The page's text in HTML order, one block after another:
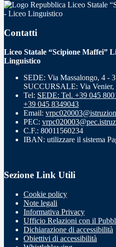
Liceo Statale
- Liceo Linguistico
Contatti
Liceo Statale “Scipione Maffei”
Linguistico
SEDE: Via Massalongo, 4 -
SUCCURSALE: Via Venier,
Tel: SEDE: Tel. +39 045
+39 045 8349043
Email:
PEC:
C.F.: 80011560234
IBAN: utilizzare il sistema
Sezione Link Utili
Cookie policy
Note legali
Informativa Privacy
Ufficio Relazioni con il
Dichiarazione di accessibilità
Obiettivi di accessibilità